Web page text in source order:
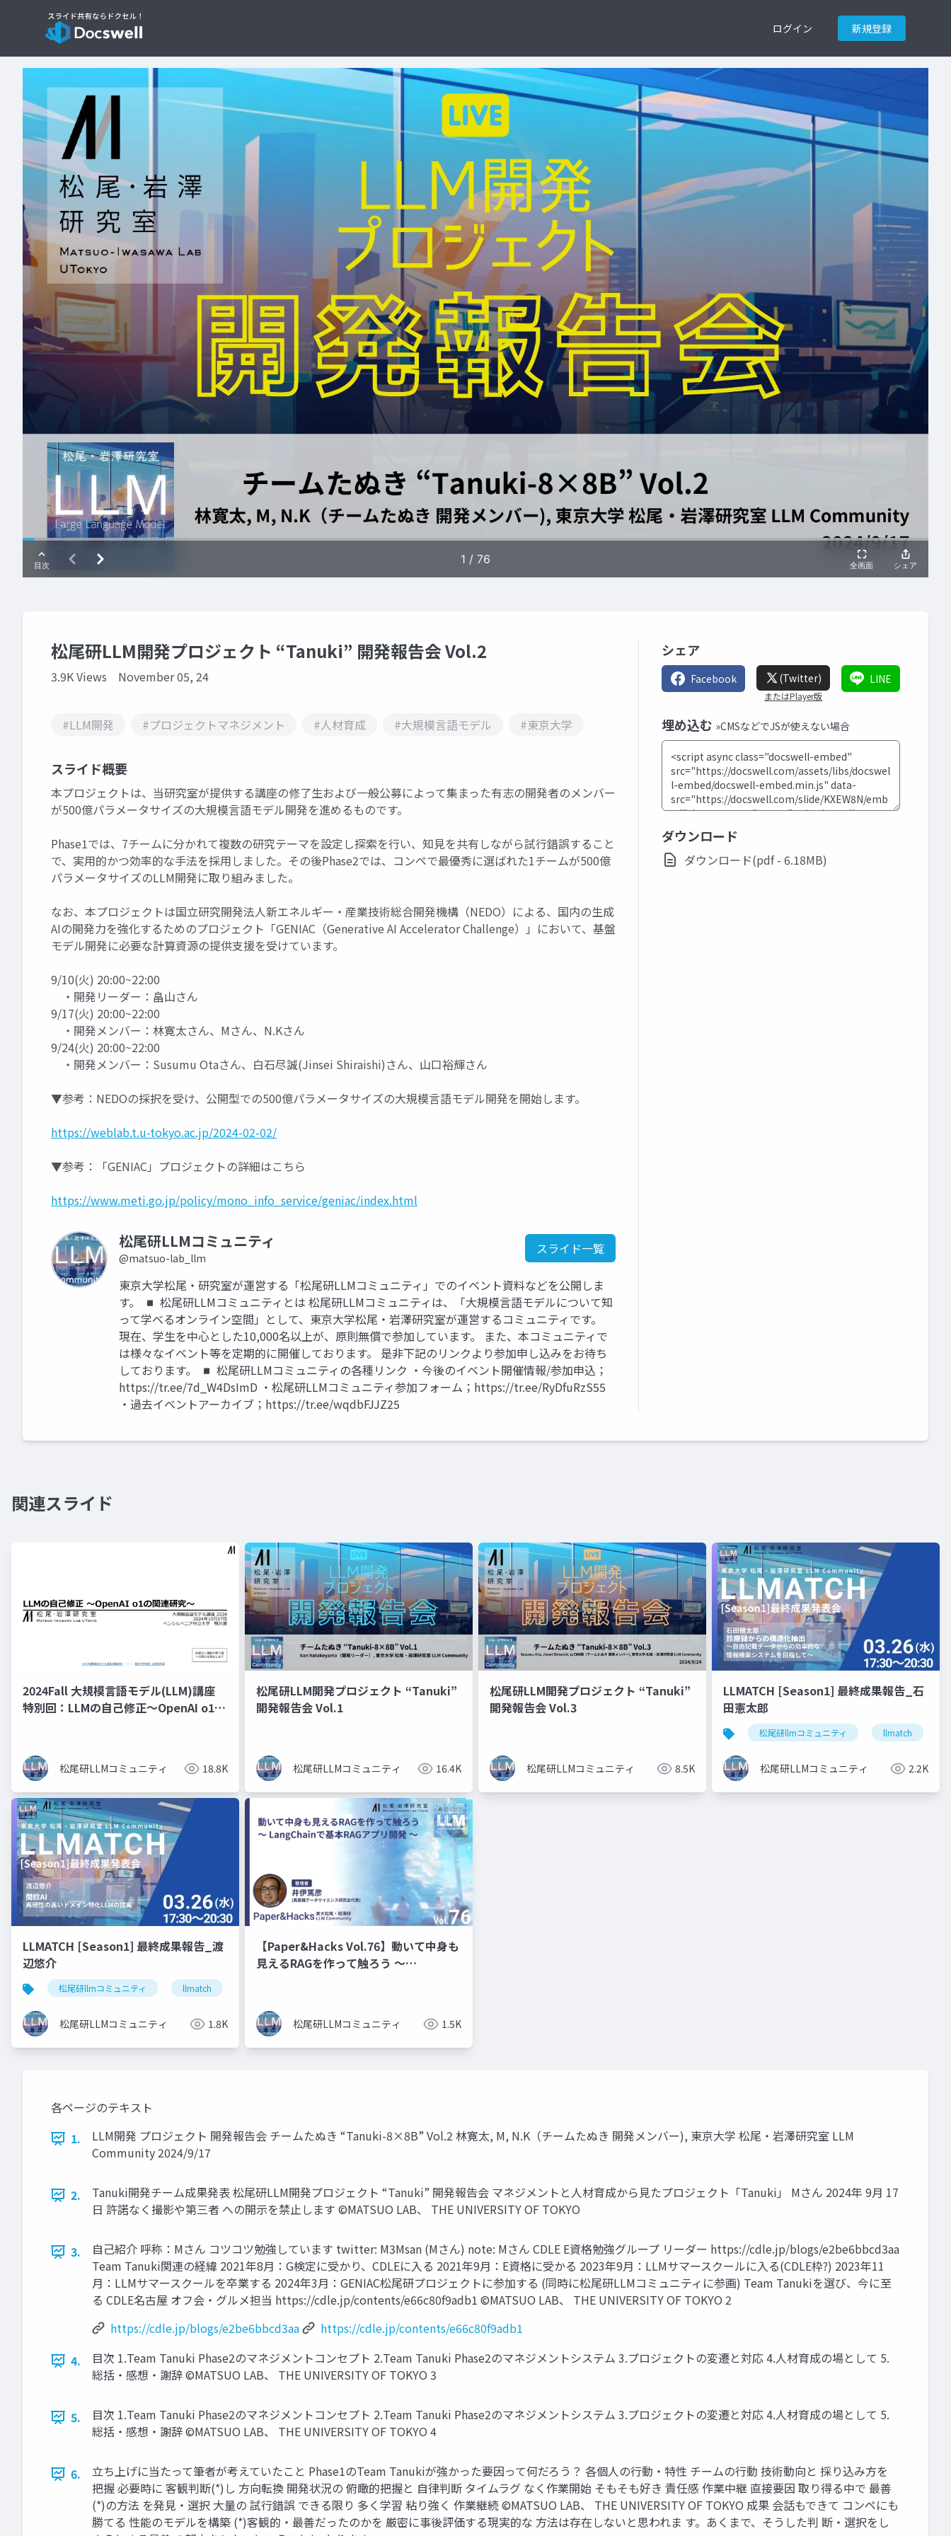
ログイン 新規登録
松尾研LLM開発プロジェクト “Tanuki” 開発報告会 Vol.2
3.9K Views November 05, 24
#LLM開発 #プロジェクトマネジメント #人材育成 #大規模言語モデル #東京大学
スライド概要
本プロジェクトは、当研究室が提供する講座の修了生および一般公募によって集まった有志の開発者のメンバー
が500億パラメータサイズの大規模言語モデル開発を進めるものです。
Phase1では、7チームに分かれて複数の研究テーマを設定し探索を行い、知見を共有しながら試行錯誤すること
で、実用的かつ効率的な手法を採用しました。その後Phase2では、コンペで最優秀に選ばれた1チームが500億
パラメータサイズのLLM開発に取り組みました。
なお、本プロジェクトは国立研究開発法人新エネルギー・産業技術総合開発機構（NEDO）による、国内の生成
AIの開発力を強化するためのプロジェクト「GENIAC（Generative AI Accelerator Challenge）」において、基盤
モデル開発に必要な計算資源の提供支援を受けています。
9/10(火) 20:00~22:00
・開発リーダー：畠山さん
9/17(火) 20:00~22:00
・開発メンバー：林寛太さん、Mさん、N.Kさん
9/24(火) 20:00~22:00
・開発メンバー：Susumu Otaさん、白石尽誠(Jinsei Shiraishi)さん、山口裕輝さん
▼参考：NEDOの採択を受け、公開型での500億パラメータサイズの大規模言語モデル開発を開始します。
https://weblab.t.u-tokyo.ac.jp/2024-02-02/
▼参考：「GENIAC」プロジェクトの詳細はこちら
https://www.meti.go.jp/policy/mono_info_service/geniac/index.html
松尾研LLMコミュニティ
@matsuo-lab_llm
スライド一覧
東京大学松尾・研究室が運営する「松尾研LLMコミュニティ」でのイベント資料などを公開しま
す。 ◾️ 松尾研LLMコミュニティとは 松尾研LLMコミュニティは、「大規模言語モデルについて知
って学べるオンライン空間」として、東京大学松尾・岩澤研究室が運営するコミュニティです。
現在、学生を中心とした10,000名以上が、原則無償で参加しています。 また、本コミュニティで
は様々なイベント等を定期的に開催しております。 是非下記のリンクより参加申し込みをお待ち
しております。 ◾️ 松尾研LLMコミュニティの各種リンク ・今後のイベント開催情報/参加申込；
https://tr.ee/7d_W4DsImD ・松尾研LLMコミュニティ参加フォーム；https://tr.ee/RyDfuRzS55
・過去イベントアーカイブ；https://tr.ee/wqdbFJJZ25
シェア
Facebook (Twitter)
またはPlayer版
LINE
埋め込む »CMSなどでJSが使えない場合
ダウンロード
ダウンロード(pdf - 6.18MB)
関連スライド
2024Fall 大規模言語モデル(LLM)講座
特別回：LLMの自己修正〜OpenAI o1
松尾研LLMコミュニティ 18.8K
松尾研LLM開発プロジェクト “Tanuki”
開発報告会 Vol.1
松尾研LLMコミュニティ 16.4K
松尾研LLM開発プロジェクト “Tanuki”
開発報告会 Vol.3
松尾研LLMコミュニティ 8.5K
LLMATCH [Season1] 最終成果報告_石
田憲太郎
松尾研llmコミュニティ llmatch
松尾研LLMコミュニティ 2.2K
LLMATCH [Season1] 最終成果報告_渡
辺悠介
松尾研llmコミュニティ llmatch
松尾研LLMコミュニティ 1.8K
【Paper&Hacks Vol.76】動いて中身も
見えるRAGを作って触ろう 〜
松尾研LLMコミュニティ 1.5K
各ページのテキスト
1.
LLM開発 プロジェクト 開発報告会 チームたぬき “Tanuki-8×8B” Vol.2 林寛太, M, N.K（チームたぬき 開発メンバー), 東京大学 松尾・岩澤研究室 LLM
Community 2024/9/17
2.
Tanuki開発チーム成果発表 松尾研LLM開発プロジェクト “Tanuki” 開発報告会 マネジメントと人材育成から見たプロジェクト「Tanuki」 Mさん 2024年 9月 17
日 許諾なく撮影や第三者 への開示を禁止します ©︎MATSUO LAB、 THE UNIVERSITY OF TOKYO
3.
自己紹介 呼称：Mさん コツコツ勉強しています twitter: M3Msan (Mさん) note: Mさん CDLE E資格勉強グループ リーダー https://cdle.jp/blogs/e2be6bbcd3aa
Team Tanuki関連の経緯 2021年8月：G検定に受かり、CDLEに入る 2021年9月：E資格に受かる 2023年9月：LLMサマースクールに入る(CDLE枠?) 2023年11
月：LLMサマースクールを卒業する 2024年3月：GENIAC松尾研プロジェクトに参加する (同時に松尾研LLMコミュニティに参画) Team Tanukiを選び、今に至
る CDLE名古屋 オフ会・グルメ担当 https://cdle.jp/contents/e66c80f9adb1 ©︎MATSUO LAB、 THE UNIVERSITY OF TOKYO 2
https://cdle.jp/blogs/e2be6bbcd3aa
https://cdle.jp/contents/e66c80f9adb1
4.
目次 1.Team Tanuki Phase2のマネジメントコンセプト 2.Team Tanuki Phase2のマネジメントシステム 3.プロジェクトの変遷と対応 4.人材育成の場として 5.
総括・感想・謝辞 ©︎MATSUO LAB、 THE UNIVERSITY OF TOKYO 3
5.
目次 1.Team Tanuki Phase2のマネジメントコンセプト 2.Team Tanuki Phase2のマネジメントシステム 3.プロジェクトの変遷と対応 4.人材育成の場として 5.
総括・感想・謝辞 ©︎MATSUO LAB、 THE UNIVERSITY OF TOKYO 4
6.
立ち上げに当たって筆者が考えていたこと Phase1のTeam Tanukiが強かった要因って何だろう？ 各個人の行動・特性 チームの行動 技術動向と 採り込み方を
把握 必要時に 客観判断(*)し 方向転換 開発状況の 俯瞰的把握と 自律判断 タイムラグ なく作業開始 そもそも好き 責任感 作業中継 直接要因 取り得る中で 最善
(*)の方法 を発見・選択 大量の 試行錯誤 できる限り 多く学習 粘り強く 作業継続 ©︎MATSUO LAB、 THE UNIVERSITY OF TOKYO 成果 会話もできて コンペにも
勝てる 性能のモデルを構築 (*)客観的・最善だったのかを 厳密に事後評価する現実的な 方法は存在しないと思われま す。あくまで、そうした判 断・選択をし